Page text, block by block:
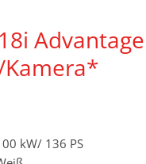
Advantage
Kamera*
kW/ 136 PS